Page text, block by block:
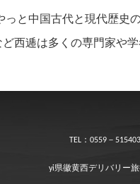
っと中国古代と現代歴史
西逓は多くの専門家や
TEL：0559－
yi県徽黄西デリバリー